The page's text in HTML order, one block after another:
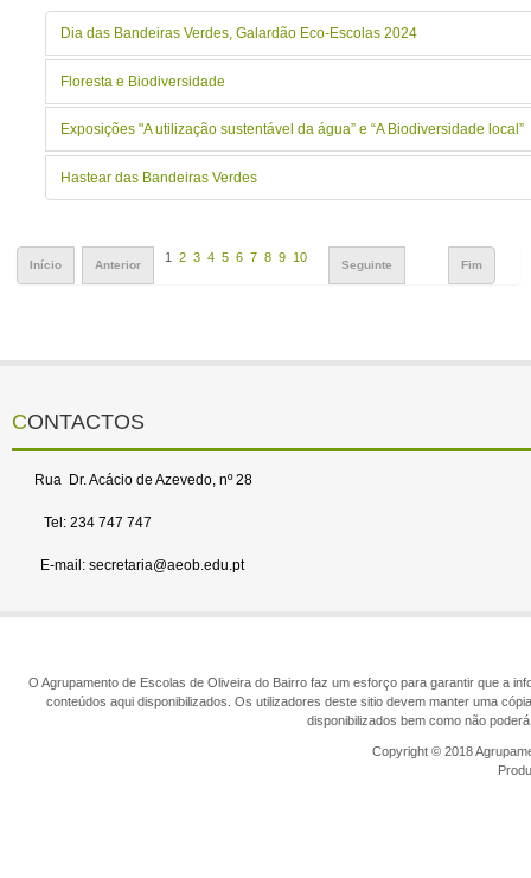
Dia das Bandeiras Verdes, Galardão Eco-Escolas 2024
Floresta e Biodiversidade
Exposições "A utilização sustentável da água” e “A Biodiversidade local”
Hastear das Bandeiras Verdes
Início Anterior
1 2 3 4 5 6 7 8 9 10
Seguinte Fim
CONTACTOS
Rua Dr. Acácio de Azevedo, nº 28
Tel: 234 747 747
E-mail: secretaria@aeob.edu.pt
O Agrupamento de Escolas de Oliveira do Bairro faz um esforço para garantir que a
conteúdos aqui disponibilizados. Os utilizadores deste sitio devem manter uma
disponibilizados bem como não
Copyright © 2018